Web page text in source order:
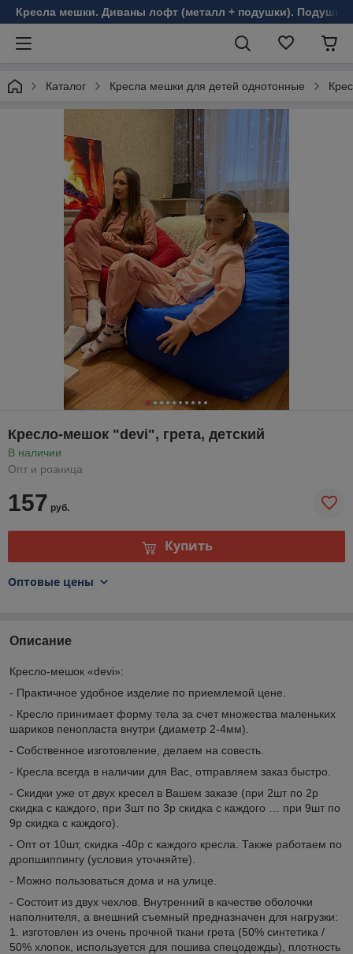
Кресла мешки. Диваны лофт (металл + подушки). Подушки
Каталог Кресла мешки для детей однотонные
Кресло-мешок "devi", грета, детский
В наличии
Опт и розница
157 руб.
Купить
Оптовые цены
Описание
Кресло-мешок «devi»:
- Практичное удобное изделие по приемлемой цене.
- Кресло принимает форму тела за счет множества маленьких
шариков пенопласта внутри (диаметр 2-4мм).
- Собственное изготовление, делаем на совесть.
- Кресла всегда в наличии для Вас, отправляем заказ быстро.
- Скидки уже от двух кресел в Вашем заказе (при 2шт по 2р
скидка с каждого, при 3шт по 3р скидка с каждого … при 9шт по
9р скидка с каждого).
- Опт от 10шт, скидка -40р с каждого кресла. Также работаем по
дропшиппингу (условия уточняйте).
- Можно пользоваться дома и на улице.
- Состоит из двух чехлов. Внутренний в качестве оболочки
наполнителя, а внешний съемный предназначен для нагрузки:
1. изготовлен из очень прочной ткани грета (50% синтетика /
50% хлопок, используется для пошива спецодежды), плотность